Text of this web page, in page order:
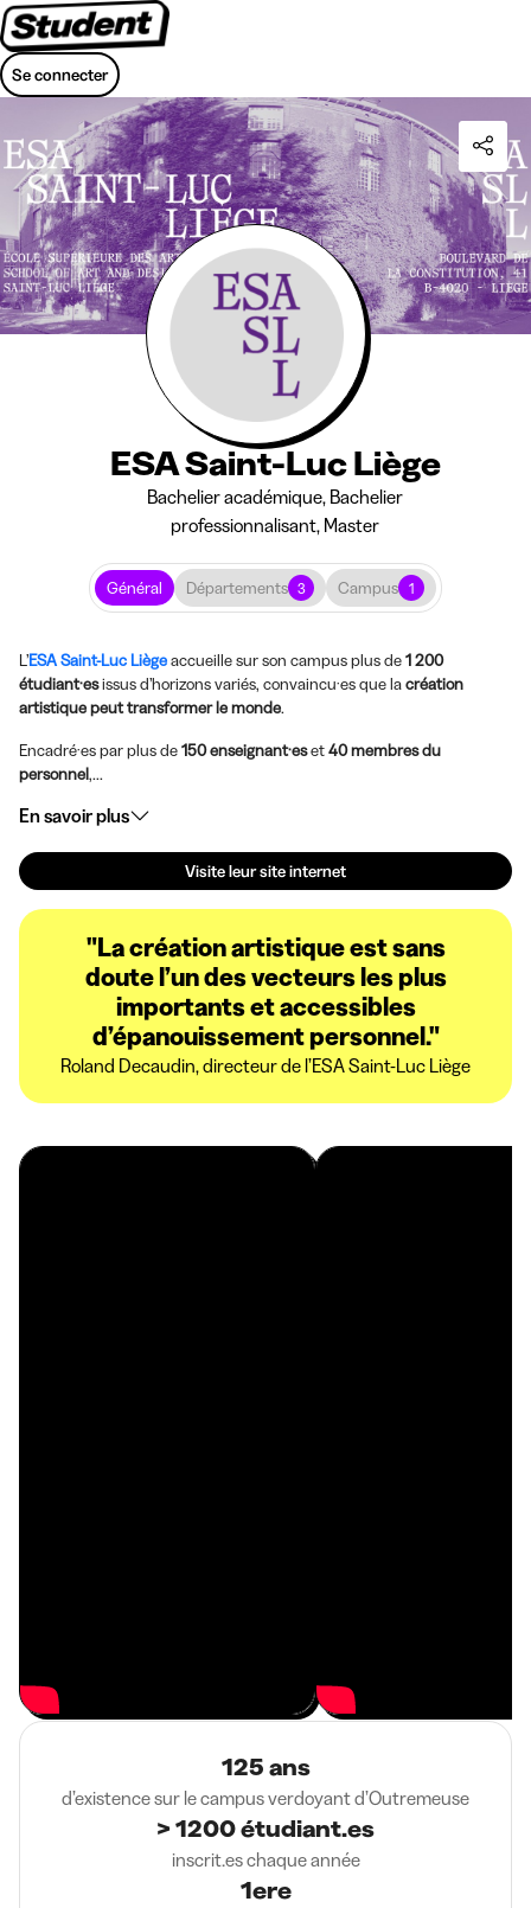
Se connecter
ESA Saint-Luc Liège
Bachelier académique, Bachelier
professionnalisant, Master
Général Départements 3 Campus 1
L’ESA Saint-Luc Liègeaccueille sur son campus plus de1 200
étudiant·esissus d’horizons variés, convaincu·es que lacréation
artistique peut transformer le monde.
Encadré·es par plus de150 enseignant·eset40 membres du
personnel,...
En savoir plus
Visite leur site internet
"La création artistique est sans
doute l’un des vecteurs les plus
importants et accessibles
d’épanouissement personnel."
Roland Decaudin, directeur de l’ESA Saint-Luc Liège
125 ans
d’existence sur le campus verdoyant d’Outremeuse
> 1200 étudiant.es
inscrit.es chaque année
1ere